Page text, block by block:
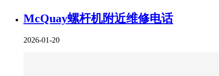
McQuay螺杆机附近维修电话
2026-01-20